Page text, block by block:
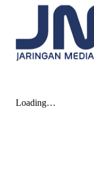
2026-08-01 00:27:35
Univar
DOWNERS